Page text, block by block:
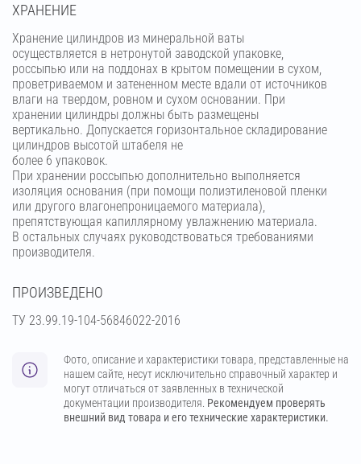
ХРАНЕНИЕ
Хранение цилиндров из минеральной ваты
осуществляется в нетронутой заводской упаковке,
россыпью или на поддонах в крытом помещении в сухом,
проветриваемом и затененном месте вдали от источников
влаги на твердом, ровном и сухом основании. При
хранении цилиндры должны быть размещены
вертикально. Допускается горизонтальное складирование
цилиндров высотой штабеля не
более 6 упаковок.
При хранении россыпью дополнительно выполняется
изоляция основания (при помощи полиэтиленовой пленки
или другого влагонепроницаемого материала),
препятствующая капиллярному увлажнению материала.
В остальных случаях руководствоваться требованиями
производителя.
ПРОИЗВЕДЕНО
ТУ 23.99.19-104-56846022-2016
Фото, описание и характеристики товара, представленные на
нашем сайте, несут исключительно справочный характер и
могут отличаться от заявленных в технической
документации производителя. Рекомендуем проверять
внешний вид товара и его технические характеристики.